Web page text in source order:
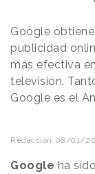
Google
publicidad
más efectiva
televisión.
Google es el
Redacción 08/01/
Google ha